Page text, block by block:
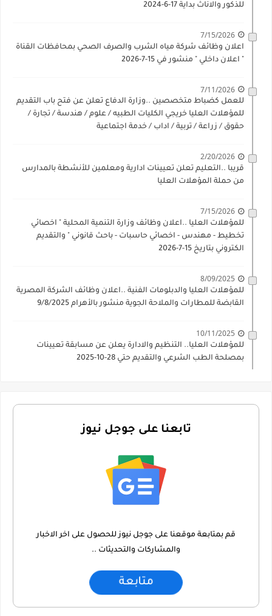
للذكور والاناث بداية 17-6-2024
7/15/2026
اعلان وظائف شركة مياه الشرب والصرف الصحي بمحافظات القناة
" اعلان داخلي " منشور في 15-7-2026
7/11/2026
للعمل كضباط متخصصين ..وزارة الدفاع تعلن عن فتح باب التقديم
للمؤهلات العليا خريجي الكليات الطبيه / علوم / هندسة / تجارة /
حقوق / زراعة / تربية / اداب / خدمة اجتماعية
2/20/2026
قريبا ..التعليم تعلن تعيينات ادارية ومعلمين للأنشطة بالمدارس
من حملة المؤهلات العليا
7/15/2026
للمؤهلات العليا ..اعلان وظائف وزارة التنمية المحلية " اخصائي
تخطيط - مهندس - اخصائي حاسبات - باحث قانوني " والتقديم
الكتروني بتاريخ 15-7-2026
8/09/2025
للمؤهلات العليا والدبلومات الفنية ..اعلان وظائف الشركة المصرية
القابضة للمطارات والملاحة الجوية منشور بالأهرام 9/8/2025
10/11/2025
للمؤهلات العليا.. التنظيم والادارة يعلن عن مسابقة تعيينات
بمصلحة الطب الشرعي والتقديم حتي 28-10-2025
تابعنا على جوجل نيوز
قم بمتابعة موقعنا على جوجل نيوز للحصول على اخر الاخبار
والمشاركات والتحديثات ..
متابعة